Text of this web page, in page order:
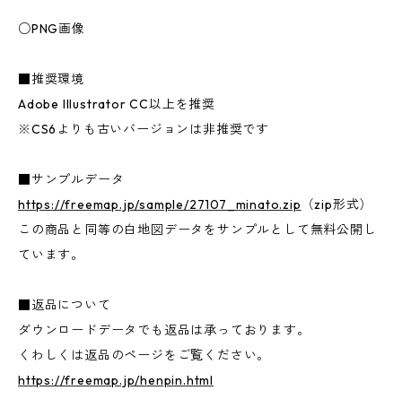
○PNG画像
■推奨環境
Adobe Illustrator CC以上を推奨
※CS6よりも古いバージョンは非推奨です
■サンプルデータ
https://freemap.jp/sample/27107_minato.zip （zip形式）
この商品と同等の白地図データをサンプルとして無料公開し
ています。
■返品について
ダウンロードデータでも返品は承っております。
くわしくは返品のページをご覧ください。
https://freemap.jp/henpin.html